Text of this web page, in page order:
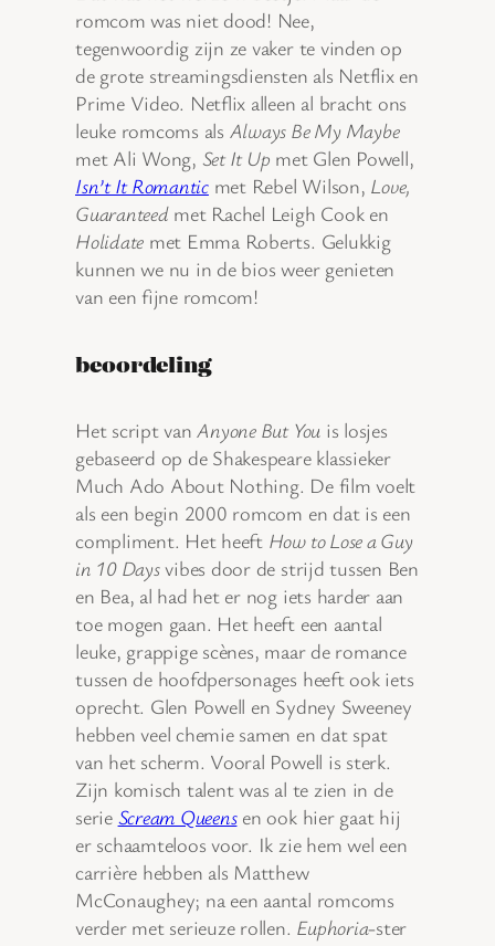
romcom was niet dood! Nee,
tegenwoordig zijn ze vaker te vinden op
de grote streamingsdiensten als Netflix en
Prime Video. Netflix alleen al bracht ons
leuke romcoms als Always Be My Maybe
met Ali Wong, Set It Up met Glen Powell,
Isn’t It Romanticmet Rebel Wilson, Love,
Guaranteedmet Rachel Leigh Cook en
Holidate met Emma Roberts. Gelukkig
kunnen we nu in de bios weer genieten
van een fijne romcom!
beoordeling
Het script vanAnyone But You is losjes
gebaseerd op de Shakespeare klassieker
Much Ado About Nothing. De film voelt
als een begin 2000 romcom en dat is een
compliment. Het heeft How to Lose a Guy
in 10 Daysvibes door de strijd tussen Ben
en Bea, al had het er nog iets harder aan
toe mogen gaan. Het heeft een aantal
leuke, grappige scènes, maar de romance
tussen de hoofdpersonages heeft ook iets
oprecht. Glen Powell en Sydney Sweeney
hebben veel chemie samen en dat spat
van het scherm. Vooral Powell is sterk.
Zijn komisch talent was al te zien in de
serie Scream Queensen ook hier gaat hij
er schaamteloos voor. Ik zie hem wel een
carrière hebben als Matthew
McConaughey; na een aantal romcoms
verder met serieuze rollen. Euphoria-ster